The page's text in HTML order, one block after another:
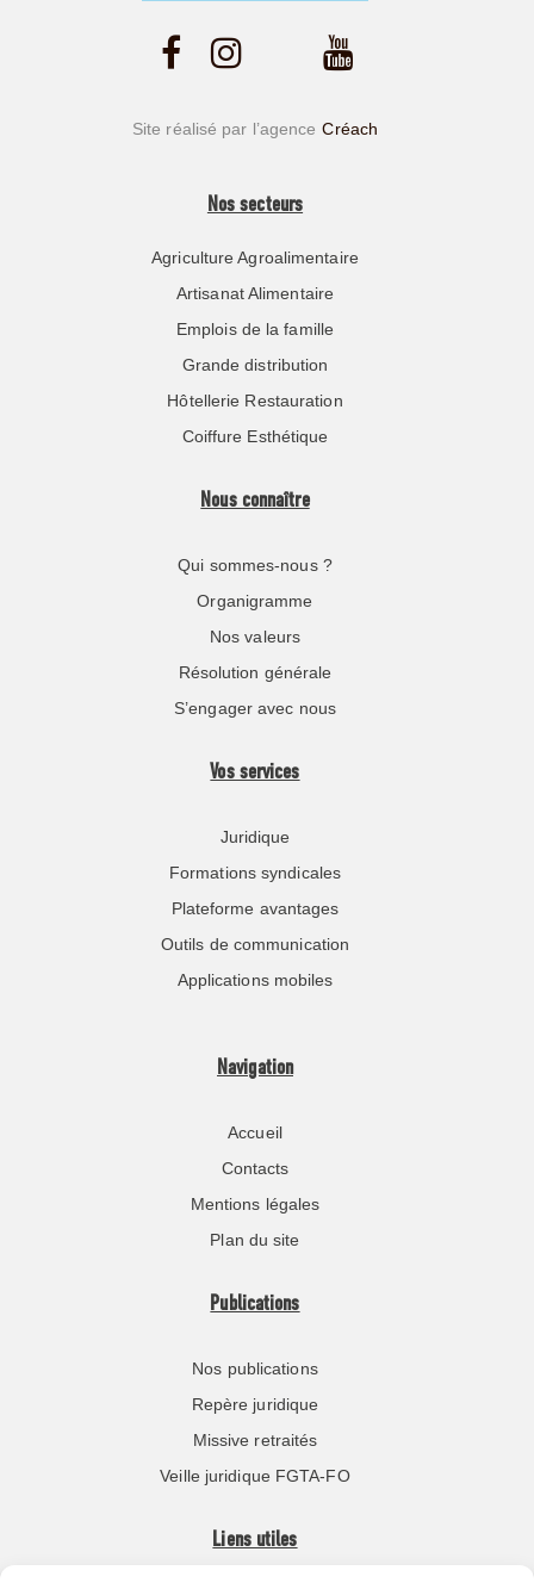
Site réalisé par l’agence Créach
Nos secteurs
Agriculture Agroalimentaire
Artisanat Alimentaire
Emplois de la famille
Grande distribution
Hôtellerie Restauration
Coiffure Esthétique
Nous connaître
Qui sommes-nous ?
Organigramme
Nos valeurs
Résolution générale
S’engager avec nous
Vos services
Juridique
Formations syndicales
Plateforme avantages
Outils de communication
Applications mobiles
Navigation
Accueil
Contacts
Mentions légales
Plan du site
Publications
Nos publications
Repère juridique
Missive retraités
Veille juridique FGTA-FO
Liens utiles